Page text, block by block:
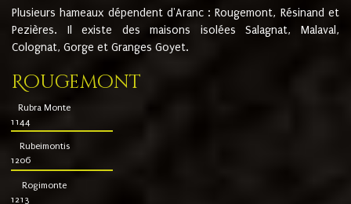
Plusieurs hameaux dépendent d'Aranc : Rougemont, Résinand et
Pezières. Il existe des maisons isolées Salagnat, Malaval,
Colognat, Gorge et Granges Goyet.
Rougemont
Rubra Monte
1144
Rubeimontis
1206
Rogimonte
1213